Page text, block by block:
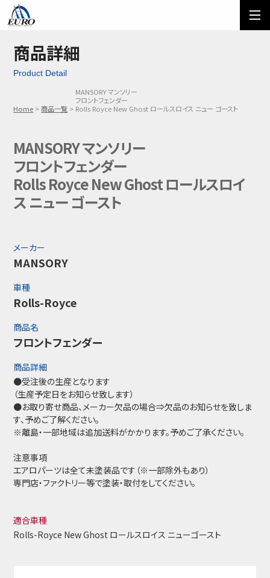
ご利用方法
メール問い合わせ
03-5674-7742
商品詳細
Product Detail
Home 商品一覧
MANSORY マンソリー
フロントフェンダー
Rolls Royce New Ghost ロールスロイス ニュー ゴースト
MANSORY マンソリー
フロントフェンダー
Rolls Royce New Ghost ロールスロイ
ス ニュー ゴースト
メーカー
MANSORY
車種
Rolls-Royce
商品名
フロントフェンダー
商品詳細
●受注後の生産となります
（生産予定日をお知らせ致します）
●お取り寄せ商品、メーカー欠品の場合⇒欠品のお知らせを致しま
す、予めご了解ください。
※離島・一部地域は追加送料がかかります。予めご了承ください。
注意事項
エアロパーツは全て未塗装品です（※一部除外もあり）
専門店・ファクトリー等で塗装・取付をしてください。
適合車種
Rolls-Royce New Ghost ロールスロイス ニューゴースト